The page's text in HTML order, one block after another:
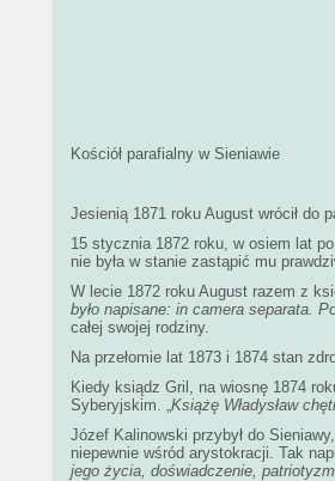
Kościół parafialny w Sieniawie
Jesienią 1871 roku August wrócił do
15 stycznia 1872 roku, w osiem lat
nie była w stanie zastąpić mu
W lecie 1872 roku August razem z
było napisane: in camera separata.
całej swojej rodziny.
Na przełomie lat 1873 i 1874 stan
Kiedy ksiądz Gril, na wiosnę 1874
Syberyjskim. „Książę Władysław
Józef Kalinowski przybył do
niepewnie wśród arystokracji. Tak
jego życia, doświadczenie,